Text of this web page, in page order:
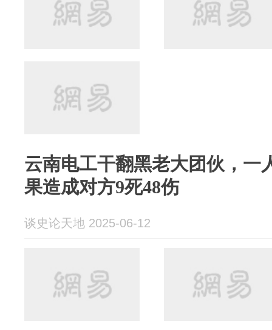
云南电工干翻黑老大团伙，一
果造成对方9死48伤
谈史论天地 2025-06-12